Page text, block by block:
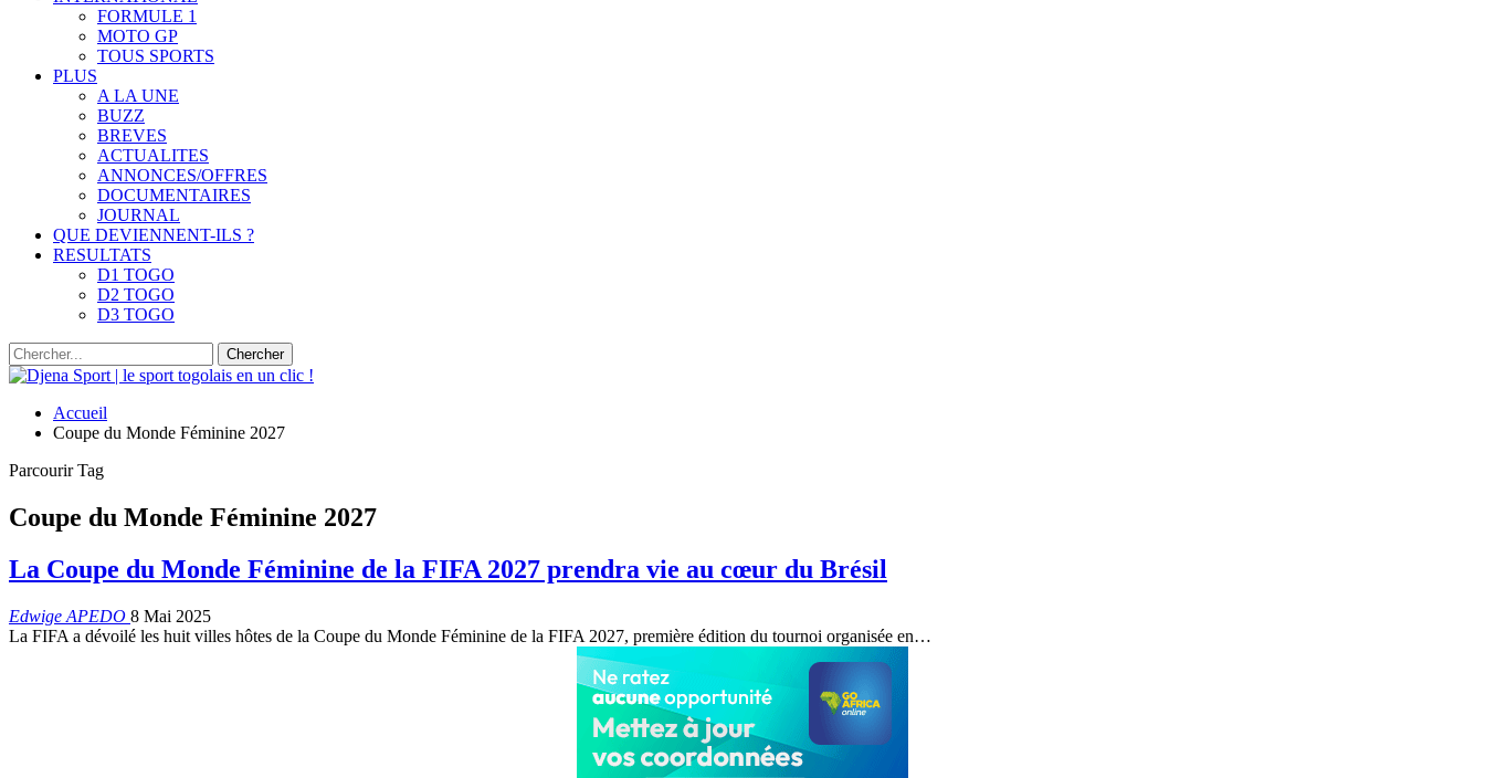
FORMULE 1
MOTO GP
TOUS SPORTS
PLUS
A LA UNE
BUZZ
BREVES
ACTUALITES
ANNONCES/OFFRES
DOCUMENTAIRES
JOURNAL
QUE DEVIENNENT-ILS ?
RESULTATS
D1 TOGO
D2 TOGO
D3 TOGO
Accueil
Coupe du Monde Féminine 2027
Parcourir Tag
Coupe du Monde Féminine 2027
La Coupe du Monde Féminine de la FIFA 2027 prendra vie au cœur du Brésil
Edwige APEDO 8 Mai 2025
La FIFA a dévoilé les huit villes hôtes de la Coupe du Monde Féminine de la FIFA 2027, première édition du tournoi organisée en…